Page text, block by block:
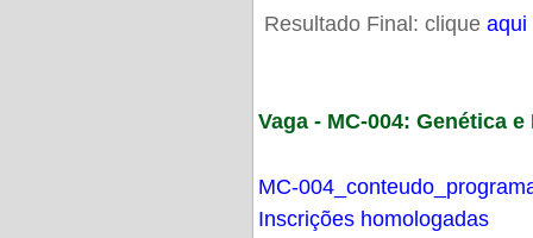
Resultado Final: clique aqui
Vaga - MC-004: Genética
MC-
Inscrições homologadas